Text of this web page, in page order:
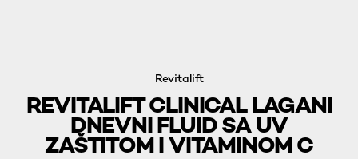
Revitalift
REVITALIFT CLINICAL LAGANI
DNEVNI FLUID SA UV
ZAŠTITOM I VITAMINOM C